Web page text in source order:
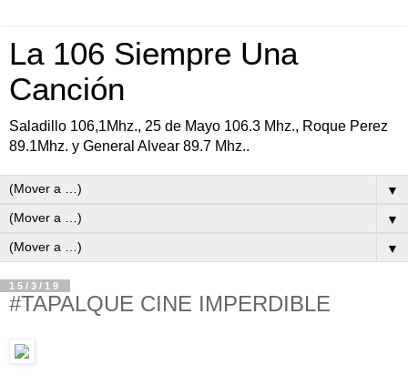
La 106 Siempre Una
Canción
Saladillo 106,1Mhz., 25 de Mayo 106.3 Mhz., Roque Perez
89.1Mhz. y General Alvear 89.7 Mhz..
▼
▼
▼
15/3/19
#TAPALQUE CINE IMPERDIBLE